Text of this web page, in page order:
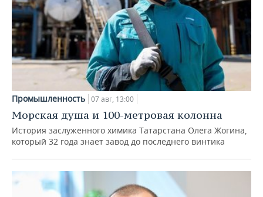
Промышленность 07 авг, 13:00
Морская душа и 100-метровая колонна
История заслуженного химика Татарстана Олега Жогина,
который 32 года знает завод до последнего винтика